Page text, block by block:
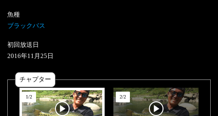
魚種
ブラックバス
初回放送日
2016年11 月 25 日
チャプター
1/2 2/2